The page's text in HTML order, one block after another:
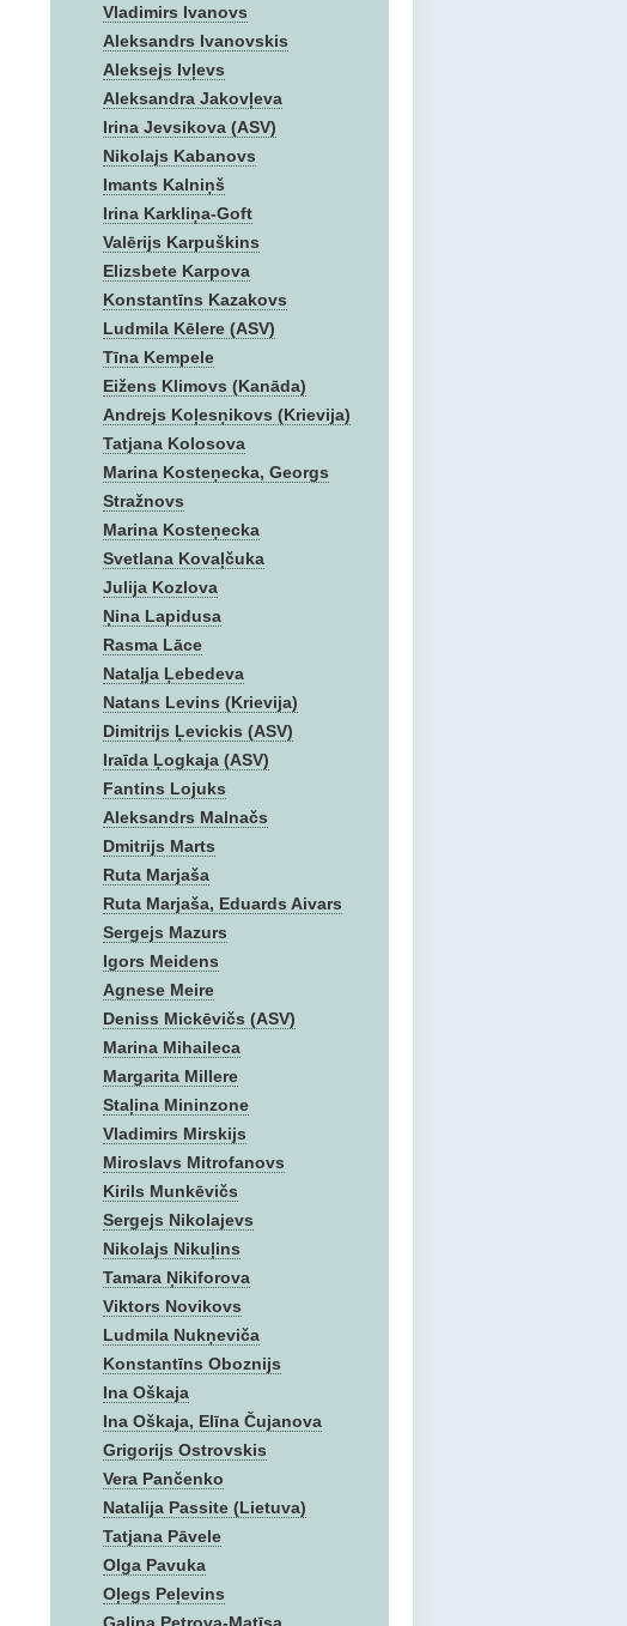
Vladimirs Ivanovs
Aleksandrs Ivanovskis
Aleksejs Ivļevs
Aleksandra Jakovļeva
Irina Jevsikova (ASV)
Nikolajs Kabanovs
Imants Kalniņš
Irina Karkliņa-Goft
Valērijs Karpuškins
Elizsbete Karpova
Konstantīns Kazakovs
Ludmila Kēlere (ASV)
Tīna Kempele
Eižens Klimovs (Kanāda)
Andrejs Koļesņikovs (Krievija)
Tatjana Kolosova
Marina Kosteņecka, Georgs
Stražnovs
Marina Kosteņecka
Svetlana Kovaļčuka
Julija Kozlova
Ņina Lapidusa
Rasma Lāce
Nataļja Ļebedeva
Natans Levins (Krievija)
Dimitrijs Ļevickis (ASV)
Iraīda Ļogkaja (ASV)
Fantins Lojuks
Aleksandrs Malnačs
Dmitrijs Marts
Ruta Marjaša
Ruta Marjaša, Eduards Aivars
Sergejs Mazurs
Igors Meidens
Agnese Meire
Deniss Mickēvičs (ASV)
Marina Mihaileca
Margarita Millere
Staļina Mininzone
Vladimirs Mirskijs
Miroslavs Mitrofanovs
Kirils Munkēvičs
Sergejs Nikolajevs
Nikolajs Nikuļins
Tamara Ņikiforova
Viktors Novikovs
Ludmila Nukņeviča
Konstantīns Oboznijs
Ina Oškaja
Ina Oškaja, Elīna Čujanova
Grigorijs Ostrovskis
Vera Pančenko
Natalija Passite (Lietuva)
Tatjana Pāvele
Olga Pavuka
Oļegs Peļevins